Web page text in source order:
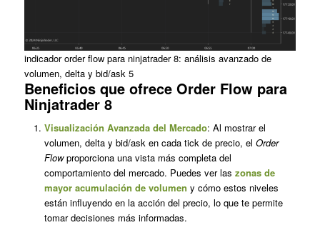
indicador order flow para ninjatrader 8: análisis avanzado de
volumen, delta y bid/ask 5
Beneficios que ofrece Order Flow para
Ninjatrader 8
Visualización Avanzada del Mercado: Al mostrar el
volumen, delta y bid/ask en cada tick de precio, el Order
Flowproporciona una vista más completa del
comportamiento del mercado. Puedes ver las zonas de
mayor acumulación de volumen y cómo estos niveles
están influyendo en la acción del precio, lo que te permite
tomar decisiones más informadas.